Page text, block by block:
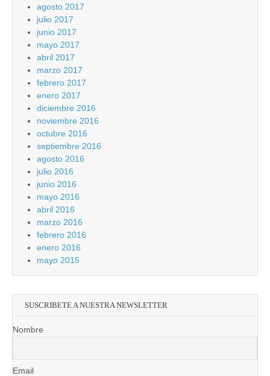
agosto 2017
julio 2017
junio 2017
mayo 2017
abril 2017
marzo 2017
febrero 2017
enero 2017
diciembre 2016
noviembre 2016
octubre 2016
septiembre 2016
agosto 2016
julio 2016
junio 2016
mayo 2016
abril 2016
marzo 2016
febrero 2016
enero 2016
mayo 2015
SUSCRIBETE A NUESTRA NEWSLETTER
Nombre
Email